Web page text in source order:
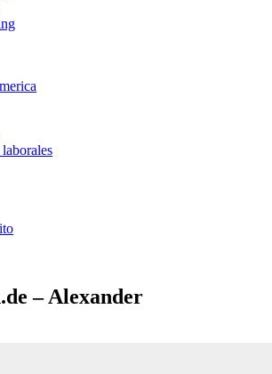
– Alexander